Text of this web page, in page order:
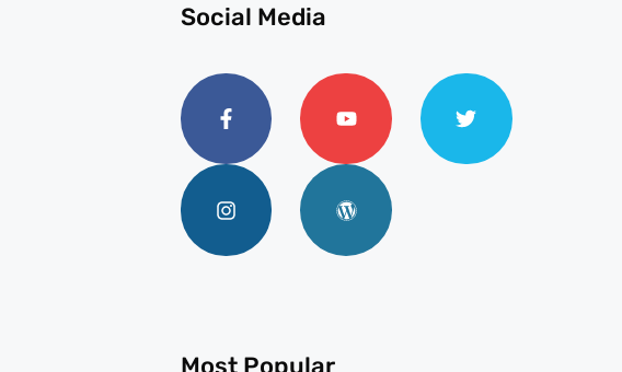
Social Media
Most Popular